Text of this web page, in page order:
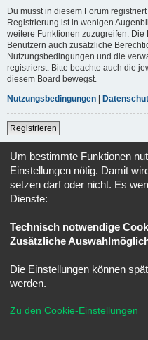
Du musst in diesem Forum
Registrierung ist in wenigen
weitere Funktionen zuzugreifen.
Benutzern auch zusätzliche
Nutzungsbedingungen und die
registrierst. Bitte beachte auch die
diesem Board bewegst.
Nutzungsbedingungen |
Registrieren
Powered byphpBB®
Um bestimmte Funktionen
Einstellungen nötig. Damit
setzen darf oder nicht. Es
Dienste:
Technisch notwendige
Zusätzliche
Die Einstellungen können
werden.
Zu den Cookie-Einstellungen